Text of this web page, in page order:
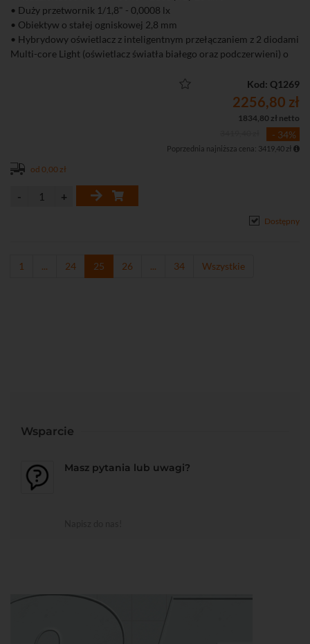
• Duży przetwornik 1/1,8" - 0,0008 lx
• Obiektyw o stałej ogniskowej 2,8 mm
• Hybrydowy oświetlacz z inteligentnym przełączaniem z 2 diodami
Multi-core Light (oświetlacz światła białego oraz podczerwieni) o
• 4 tryby pracy oświetlacza (tylko IR, tylko LED, Smart - IR + LED,
• AcuPick – lepsze wyszukiwania nagrań z danym człowiekiem lub
• Funkcje obrazu: AI SSA, 3D-DNR,WDR, BLC, HLC
• Inteligentna detekcja ruchu SMD4.0 (Smart Motion Detection 4.0)
• Inteligentne zdarzenia: wykrywanie przekroczenia linii oraz ruchu
w strefie (wejście i wyjście)
• Protokół RTMP, pozwalający przesłać strumień audio wideo
bezpośrednio na popularne platformy streamingowe jak Youtube,
• Złącze audio 1 WE / 1 WY do podłączenia mikrofonu / głośnika
• Szczelna obudowa (IP67)
Kod: Q1269
2256,80 zł
1834,80 zł netto
- 34%
Poprzednia najniższa cena: 3419,40 zł
od 0,00 zł
Dostępny
1 ... 24 25 26 ... 34 Wszystkie
Wsparcie
Masz pytania lub uwagi?